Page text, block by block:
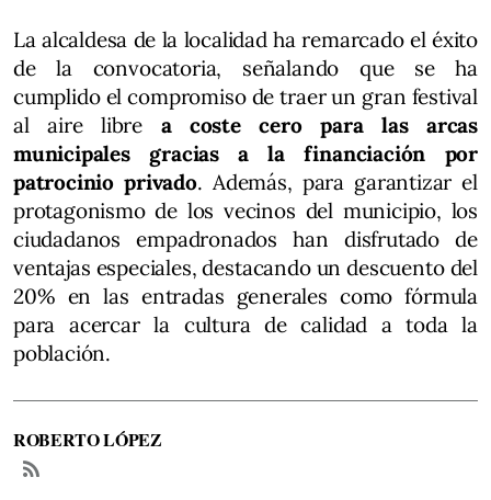
La alcaldesa de la localidad ha remarcado el éxito
de la convocatoria, señalando que se ha
cumplido el compromiso de traer un gran festival
al aire libre a coste cero para las arcas
municipales gracias a la financiación por
patrocinio privado. Además, para garantizar el
protagonismo de los vecinos del municipio, los
ciudadanos empadronados han disfrutado de
ventajas especiales, destacando un descuento del
20% en las entradas generales como fórmula
para acercar la cultura de calidad a toda la
población.
ROBERTO LÓPEZ